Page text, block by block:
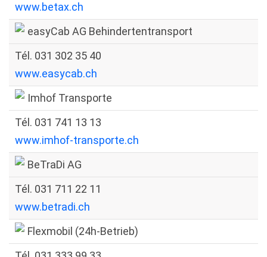
www.betax.ch
easyCab AG Behindertentransport
Tél. 031 302 35 40
www.easycab.ch
Imhof Transporte
Tél. 031 741 13 13
www.imhof-transporte.ch
BeTraDi AG
Tél. 031 711 22 11
www.betradi.ch
Flexmobil (24h-Betrieb)